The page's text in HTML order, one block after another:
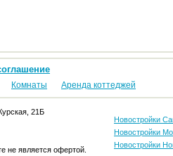
Комнаты Аренда коттеджей
21Б
не является офертой.
Новостройки
Новостройки
Новостройки